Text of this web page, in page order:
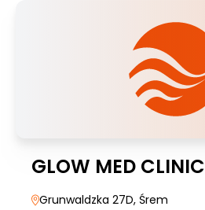
GLOW MED CLINIC
Grunwaldzka 27D, Śrem